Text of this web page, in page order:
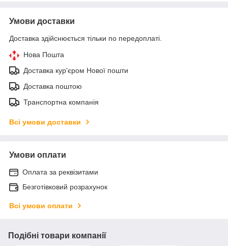
Умови доставки
Доставка здійснюється тільки по передоплаті.
Нова Пошта
Доставка кур'єром Нової пошти
Доставка поштою
Транспортна компанія
Всі умови доставки
Умови оплати
Оплата за реквізитами
Безготівковий розрахунок
Всі умови оплати
Подібні товари компанії